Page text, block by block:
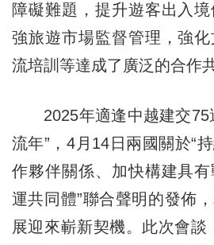
障礙難題，提升遊客出入
強旅遊市場監督管理，強
流培訓等達成了廣泛的合作共
2025年適逢中越建交75
流年”，4月14日兩國關於“
作夥伴關係、加快構建具
運共同體”聯合聲明的發佈
展迎來嶄新契機。此次會談